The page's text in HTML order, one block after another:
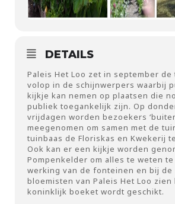
DETAILS
Paleis Het Loo zet in september
volop in de schijnwerpers waarbij
kijkje kan nemen op plaatsen die
publiek toegankelijk zijn. Op
vrijdagen worden bezoekers
meegenomen om samen met de
tuinbaas de Floriskas en Kwekerij
Ook kan er een kijkje worden
Pompenkelder om alles te weten
werking van de fonteinen en bij de
bloemisten van Paleis Het Loo zien
koninklijk boeket wordt geschikt.